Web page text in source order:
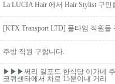
La LUCIA Hair 에서 Hair Stylist 구인
[KTX Transport LTD] 풀타임 직원
주방 직원 구합니다.
▶▶▶써리 길포드 한식당 이가네
코퀴센타에서 차로 15분이내 거리